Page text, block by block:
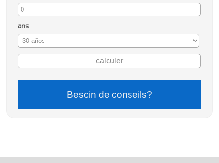
ans
Besoin de conseils?